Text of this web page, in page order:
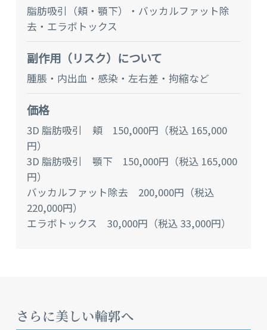
脂肪吸引（頬・顎下）・バッカルファット除
去・エラボトックス
副作⽤（リスク）について
腫脹・内出血・感染・左右差・拘縮など
価格
3D 脂肪吸引 頬 150,000円（税込 165,000
円）
3D 脂肪吸引 顎下 150,000円（税込 165,000
円）
バッカルファット除去 200,000円（税込
220,000円）
エラボトックス 30,000円（税込 33,000円）
さらに美しい輪郭へ